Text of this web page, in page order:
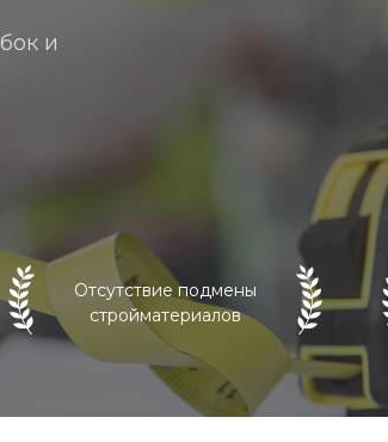
и
Отсутствие подмены
стройматериалов